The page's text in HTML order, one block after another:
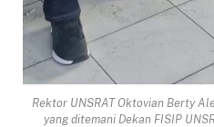
Rektor UNSRAT Oktovian Berty
yang ditemani Dekan FISIP